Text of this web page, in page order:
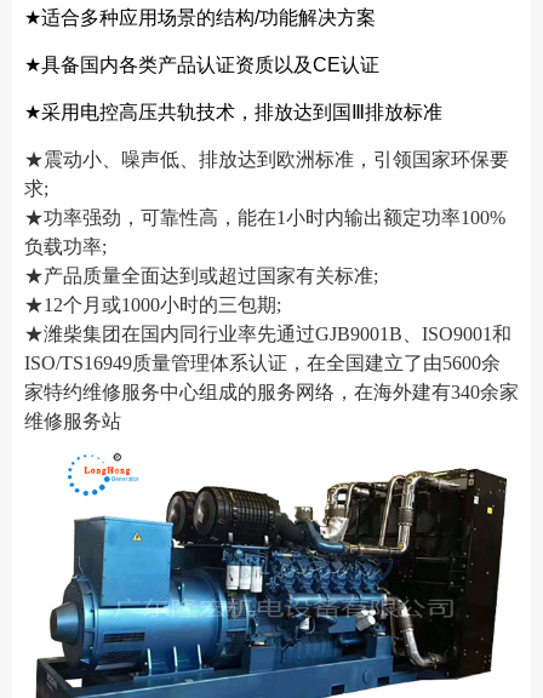
★适合多种应用场景的结构/功能解决方案
★具备国内各类产品认证资质以及CE认证
★采用电控高压共轨技术，排放达到国Ⅲ排放标准
★震动小、噪声低、排放达到欧洲标准，引领国家环保要
求;
★功率强劲，可靠性高，能在1小时内输出额定功率100%
负载功率;
★产品质量全面达到或超过国家有关标准;
★12个月或1000小时的三包期;
★潍柴集团在国内同行业率先通过GJB9001B、ISO9001和
ISO/TS16949质量管理体系认证，在全国建立了由5600余
家特约维修服务中心组成的服务网络，在海外建有340余家
维修服务站